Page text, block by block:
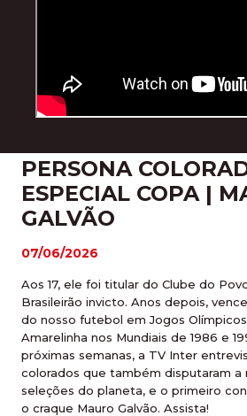
PERSONA
ESPECIAL COPA |
GALVÃO
07/06/2026
Aos 17, ele foi titular do Clube do
Brasileirão invicto. Anos depois,
do nosso futebol em Jogos
Amarelinha nos Mundiais de 1986 e
próximas semanas, a TV Inter
colorados que também disputaram
seleções do planeta, e o primeiro
o craque Mauro Galvão. Assista!